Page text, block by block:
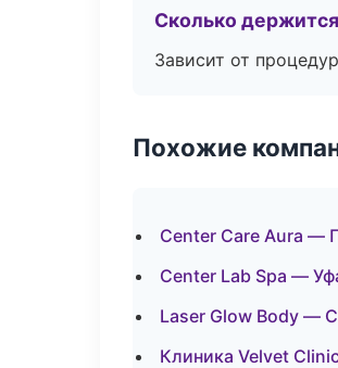
Сколько
Зависит от
Похожие
Center Care Aura —
Center Lab Spa —
Laser Glow Body —
Клиника Velvet